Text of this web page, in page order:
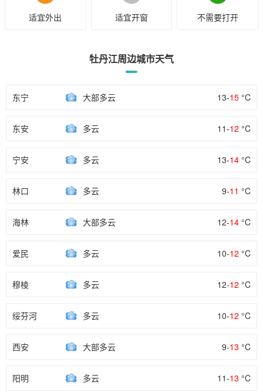
适宜外出 适宜开窗 不需要打开
牡丹江周边城市天气
东宁 大部多云 13-15 °C
东安 多云 11-12 °C
宁安 多云 13-14 °C
林口 多云 9-11 °C
海林 大部多云 12-14 °C
爱民 多云 10-12 °C
穆棱 多云 12-12 °C
绥芬河 多云 10-12 °C
西安 大部多云 9-13 °C
阳明 多云 11-13 °C